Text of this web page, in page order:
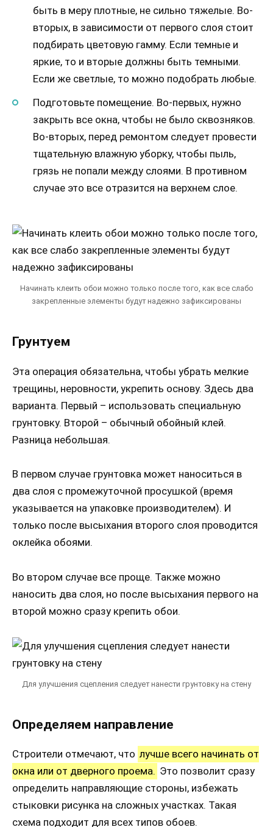
быть в меру плотные, не сильно тяжелые. Во-
вторых, в зависимости от первого слоя стоит
подбирать цветовую гамму. Если темные и
яркие, то и вторые должны быть темными.
Если же светлые, то можно подобрать любые.
Подготовьте помещение. Во-первых, нужно
закрыть все окна, чтобы не было сквозняков.
Во-вторых, перед ремонтом следует провести
тщательную влажную уборку, чтобы пыль,
грязь не попали между слоями. В противном
случае это все отразится на верхнем слое.
Начинать клеить обои можно только после того, как все слабо
закрепленные элементы будут надежно зафиксированы
Грунтуем
Эта операция обязательна, чтобы убрать мелкие
трещины, неровности, укрепить основу. Здесь два
варианта. Первый – использовать специальную
грунтовку. Второй – обычный обойный клей.
Разница небольшая.
В первом случае грунтовка может наноситься в
два слоя с промежуточной просушкой (время
указывается на упаковке производителем). И
только после высыхания второго слоя проводится
оклейка обоями.
Во втором случае все проще. Также можно
наносить два слоя, но после высыхания первого на
второй можно сразу крепить обои.
Для улучшения сцепления следует нанести грунтовку на стену
Определяем направление
Строители отмечают, что лучше всего начинать от
окна или от дверного проема. Это позволит сразу
определить направляющие стороны, избежать
стыковки рисунка на сложных участках. Такая
схема подходит для всех типов обоев.